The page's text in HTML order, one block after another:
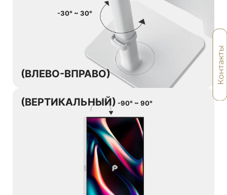
(ВЛЕВО-ВПРАВО)
-30° ~ 30°
(ВЕРТИКАЛЬНЫЙ) -90° ~ 90°
Контакты